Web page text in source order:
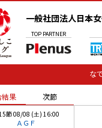
一般社団法人日本
TOP PARTNER
な
結果 次節
節 08/08 (土) 16:00
ＡＧＦ